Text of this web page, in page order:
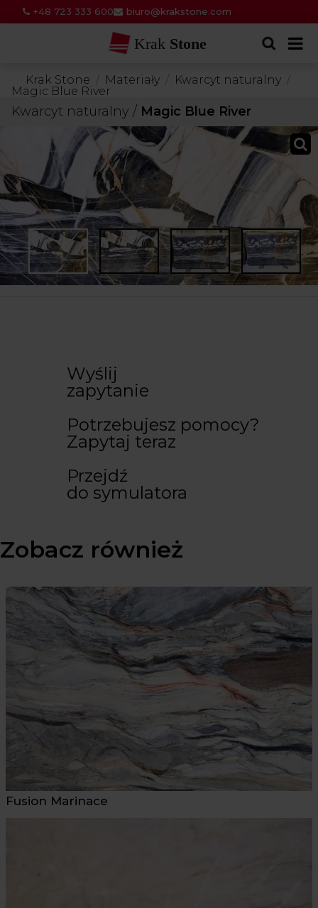
+48 723 333 600 biuro@krakstone.com
Krak Stone
Krak Stone Materiały
Kwarcyt naturalny
Magic Blue River
Kwarcyt naturalny / Magic Blue River
Wyślij
zapytanie
Potrzebujesz pomocy?
Zapytaj teraz
Przejdź
do symulatora
Zobacz również
Fusion Marinace